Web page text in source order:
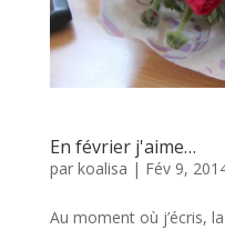
En février j'aime…
par koalisa | Fév 9,
Au moment où j’écris,